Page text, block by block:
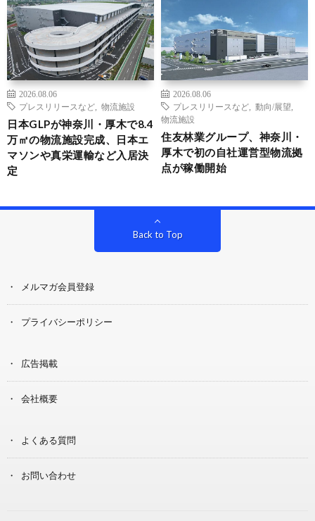
2026.08.06
プレスリリースなど
物流施設
日本GLPが神奈川・厚木で8.4
万㎡の物流施設完成、日本エ
マソンや真栄運輸など入居決
定
2026.08.06
プレスリリースなど
動向/展望
物流施設
住友林業グループ、神奈川・
厚木で初の自社運営型物流拠
点が稼働開始
Back to Top
メルマガ会員登録
プライバシーポリシー
広告掲載
会社概要
よくある質問
お問い合わせ